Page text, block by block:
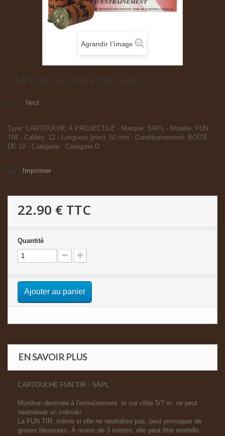
Agrandir l'image
CARTOUCHE FUN TIR - SAPL
Neuf
Type: CARTOUCHE À PROJECTILE - Marque: SAPL - Modèle: FUN
TIR - Calibre: 12 - Longueur (mm): 50 mm - Conditionnement: BOÎTE
DE 10 - Catégorie : Catégorie D
Imprimer
22.90 € TTC
Quantité
Ajouter au panier
EN SAVOIR PLUS
CARTOUCHE FUN TIR - SAPL
Munition destinée à l'entraînement, tir sur cible 5/7 m, ne peut
neutraliser un individu.
La FUN TIR, même si elle ne neutralise pas, peut provoquer de
graves blessures. À moins de 3 mètres, elle peut être mortelle.